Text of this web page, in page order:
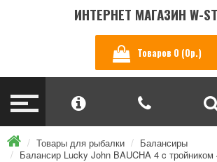
ИНТЕРНЕТ МАГАЗИН W-
Товаров 0 (0р.)
Товары для рыбалки
Балансиры
Балансир Lucky John BAUCHA 4 c